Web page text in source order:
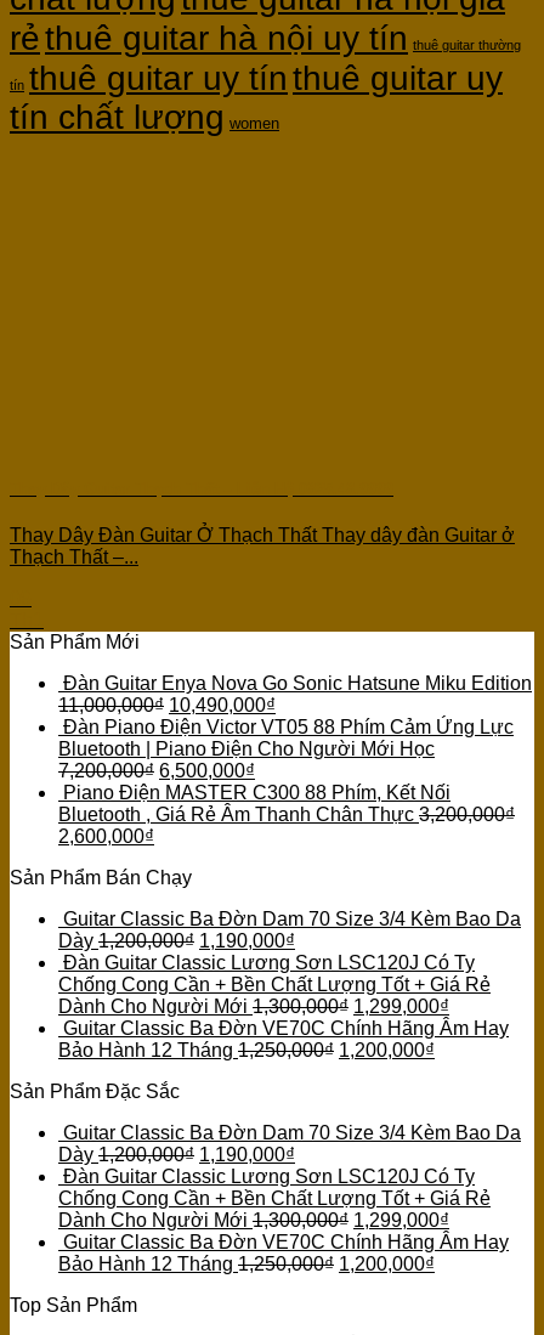
rẻthuê guitar hà nội uy tín thuê guitar thường
tín thuê guitar uy tínthuê guitar uy
tín chất lượng women
Thay Dây Đàn Guitar Ở Thạch Thất Thay dây đàn Guitar ở
Thạch Thất –...
Sản Phẩm Mới
Đàn Guitar Enya Nova Go Sonic Hatsune Miku Edition
11,000,000₫ 10,490,000₫
Đàn Piano Điện Victor VT05 88 Phím Cảm Ứng Lực
Bluetooth | Piano Điện Cho Người Mới Học
7,200,000₫ 6,500,000₫
Piano Điện MASTER C300 88 Phím, Kết Nối
Bluetooth , Giá Rẻ Âm Thanh Chân Thực 3,200,000₫
2,600,000₫
Sản Phẩm Bán Chạy
Guitar Classic Ba Đờn Dam 70 Size 3/4 Kèm Bao Da
Dày 1,200,000₫ 1,190,000₫
Đàn Guitar Classic Lương Sơn LSC120J Có Ty
Chống Cong Cần + Bền Chất Lượng Tốt + Giá Rẻ
Dành Cho Người Mới 1,300,000₫ 1,299,000₫
Guitar Classic Ba Đờn VE70C Chính Hãng Âm Hay
Bảo Hành 12 Tháng 1,250,000₫ 1,200,000₫
Sản Phẩm Đặc Sắc
Guitar Classic Ba Đờn Dam 70 Size 3/4 Kèm Bao Da
Dày 1,200,000₫ 1,190,000₫
Đàn Guitar Classic Lương Sơn LSC120J Có Ty
Chống Cong Cần + Bền Chất Lượng Tốt + Giá Rẻ
Dành Cho Người Mới 1,300,000₫ 1,299,000₫
Guitar Classic Ba Đờn VE70C Chính Hãng Âm Hay
Bảo Hành 12 Tháng 1,250,000₫ 1,200,000₫
Top Sản Phẩm